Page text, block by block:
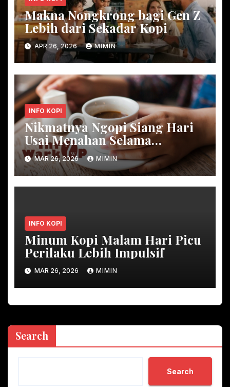
Makna Nongkrong bagi Gen Z
Lebih dari Sekadar Kopi
APR 26, 2026 MIMIN
INFO KOPI
Nikmatnya Ngopi Siang Hari
Usai Menahan Selama
Ramadan
MAR 26, 2026 MIMIN
INFO KOPI
Minum Kopi Malam Hari Picu
Perilaku Lebih Impulsif
MAR 26, 2026 MIMIN
Search
Search